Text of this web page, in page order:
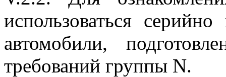
использоваться
автомобили,
требований группы N.